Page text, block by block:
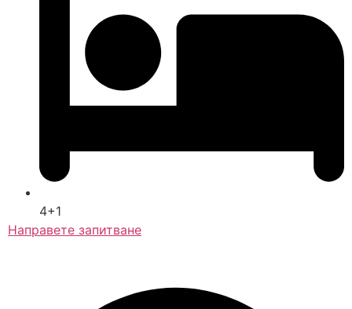
4+1
Направете запитване